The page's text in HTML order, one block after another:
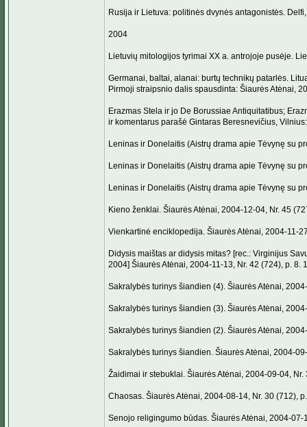
Rusija ir Lietuva: politinės dvynės antagonistės.
2004
Lietuvių mitologijos tyrimai XX a. antrojoje pusėje.
Germanai, baltai, alanai: burtų technikų patarlės.
Pirmoji straipsnio dalis spausdinta: Šiaurės Atėnai,
Erazmas Stela ir jo De Borussiae Antiquitatibus;
ir komentarus parašė Gintaras Beresnevičius,
Leninas ir Donelaitis (Aistrų drama apie Tėvynę su
Leninas ir Donelaitis (Aistrų drama apie Tėvynę su
Leninas ir Donelaitis (Aistrų drama apie Tėvynę su
Kieno ženklai. Šiaurės Atėnai, 2004-12-04, Nr. 45
Vienkartinė enciklopedija. Šiaurės Atėnai, 2004-11-
Didysis maištas ar didysis mitas? [rec.: Virginijus
2004] Šiaurės Atėnai, 2004-11-13, Nr. 42 (724), p. 8.
Sakralybės turinys šiandien (4). Šiaurės Atėnai,
Sakralybės turinys šiandien (3). Šiaurės Atėnai,
Sakralybės turinys šiandien (2). Šiaurės Atėnai,
Sakralybės turinys šiandien. Šiaurės Atėnai, 2004-
Žaidimai ir stebuklai. Šiaurės Atėnai, 2004-09-04, Nr.
Chaosas. Šiaurės Atėnai, 2004-08-14, Nr. 30 (712),
Senojo religingumo būdas. Šiaurės Atėnai, 2004-07-